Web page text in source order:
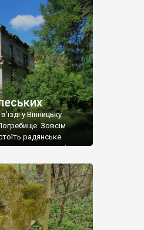
– цвинтар
У 1924-1940
у Вінницьку
Зовсім
радянське
а трохи далі,
колії у траві –